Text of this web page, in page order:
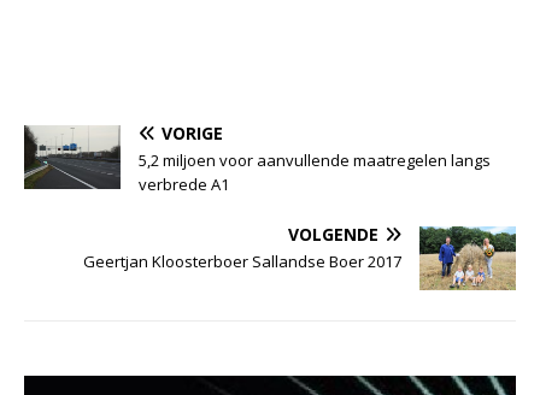
VORIGE
5,2 miljoen voor aanvullende maatregelen langs
verbrede A1
VOLGENDE
Geertjan Kloosterboer Sallandse Boer 2017